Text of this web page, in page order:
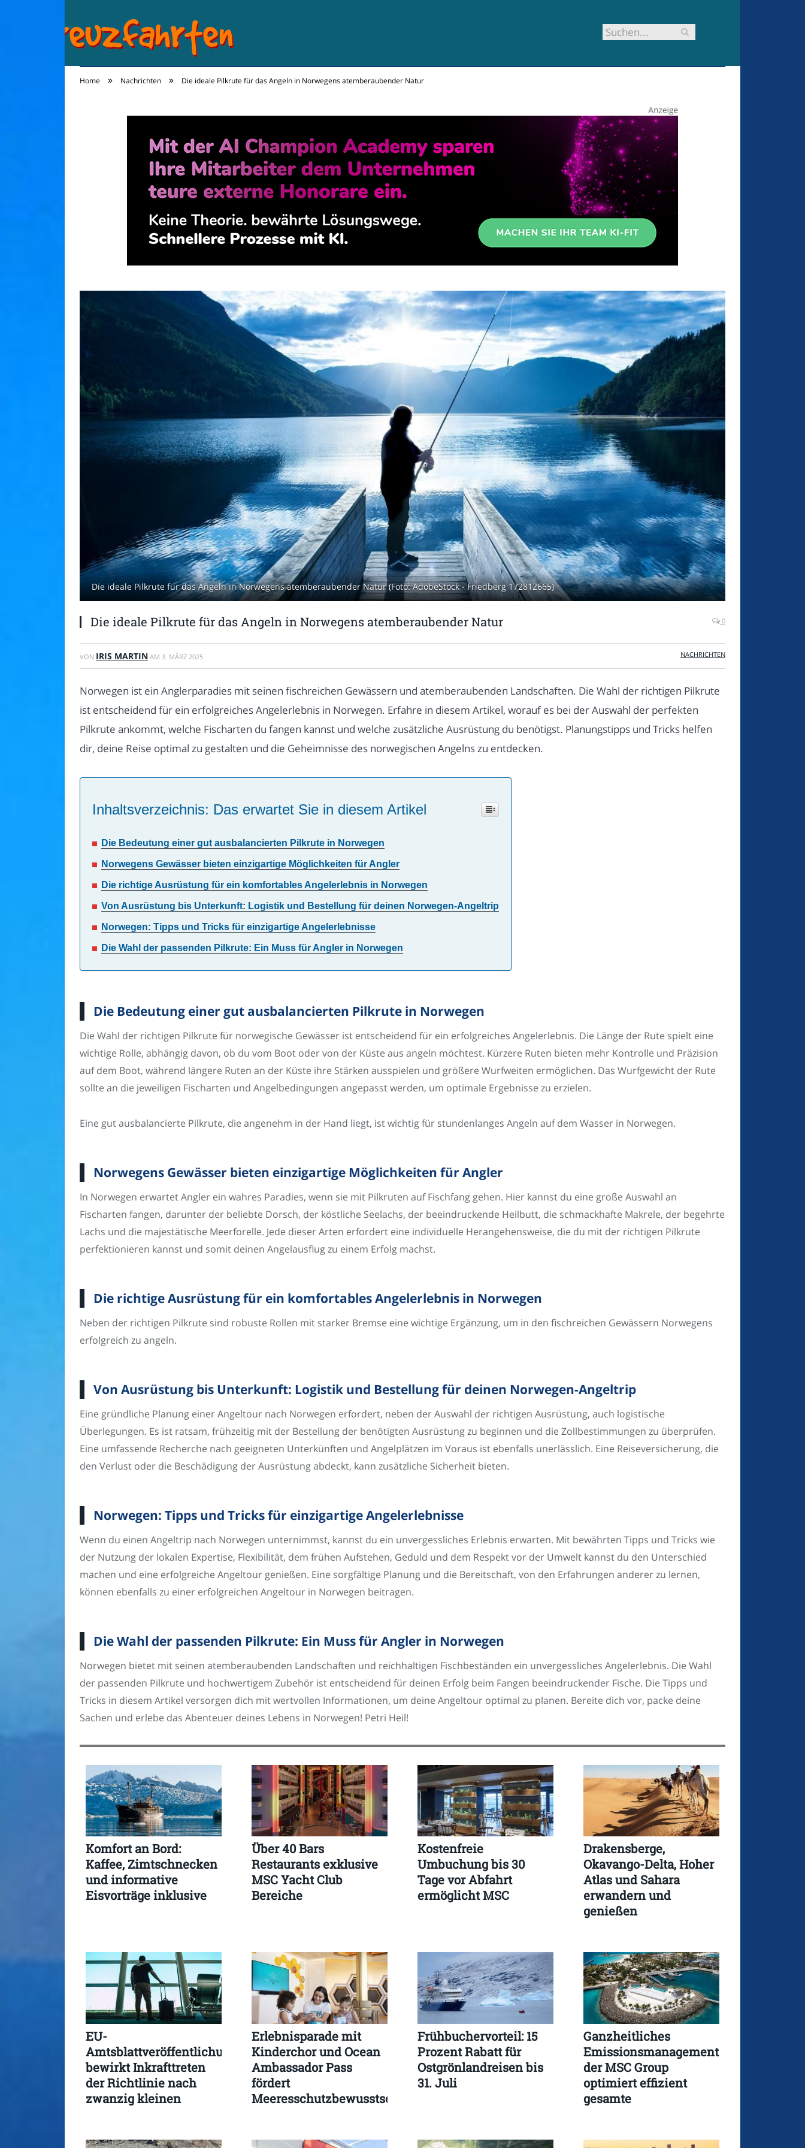
Home » Nachrichten » Die ideale Pilkrute für das Angeln in Norwegens atemberaubender Natur
Die ideale Pilkrute für das Angeln in Norwegens atemberaubender Natur (Foto: AdobeStock - Friedberg 172812665)
Die ideale Pilkrute für das Angeln in Norwegens atemberaubender Natur 0
VON IRIS MARTIN AM 3. MÄRZ 2025 NACHRICHTEN
Norwegen ist ein Anglerparadies mit seinen fischreichen Gewässern und atemberaubenden Landschaften. Die Wahl der richtigen Pilkrute
ist entscheidend für ein erfolgreiches Angelerlebnis in Norwegen. Erfahre in diesem Artikel, worauf es bei der Auswahl der perfekten
Pilkrute ankommt, welche Fischarten du fangen kannst und welche zusätzliche Ausrüstung du benötigst. Planungstipps und Tricks helfen
dir, deine Reise optimal zu gestalten und die Geheimnisse des norwegischen Angelns zu entdecken.
Inhaltsverzeichnis: Das erwartet Sie in diesem Artikel
Die Bedeutung einer gut ausbalancierten Pilkrute in Norwegen
Norwegens Gewässer bieten einzigartige Möglichkeiten für Angler
Die richtige Ausrüstung für ein komfortables Angelerlebnis in Norwegen
Von Ausrüstung bis Unterkunft: Logistik und Bestellung für deinen Norwegen-Angeltrip
Norwegen: Tipps und Tricks für einzigartige Angelerlebnisse
Die Wahl der passenden Pilkrute: Ein Muss für Angler in Norwegen
Die Bedeutung einer gut ausbalancierten Pilkrute in Norwegen
Die Wahl der richtigen Pilkrute für norwegische Gewässer ist entscheidend für ein erfolgreiches Angelerlebnis. Die Länge der Rute spielt eine
wichtige Rolle, abhängig davon, ob du vom Boot oder von der Küste aus angeln möchtest. Kürzere Ruten bieten mehr Kontrolle und Präzision
auf dem Boot, während längere Ruten an der Küste ihre Stärken ausspielen und größere Wurfweiten ermöglichen. Das Wurfgewicht der Rute
sollte an die jeweiligen Fischarten und Angelbedingungen angepasst werden, um optimale Ergebnisse zu erzielen.
Eine gut ausbalancierte Pilkrute, die angenehm in der Hand liegt, ist wichtig für stundenlanges Angeln auf dem Wasser in Norwegen.
Norwegens Gewässer bieten einzigartige Möglichkeiten für Angler
In Norwegen erwartet Angler ein wahres Paradies, wenn sie mit Pilkruten auf Fischfang gehen. Hier kannst du eine große Auswahl an
Fischarten fangen, darunter der beliebte Dorsch, der köstliche Seelachs, der beeindruckende Heilbutt, die schmackhafte Makrele, der begehrte
Lachs und die majestätische Meerforelle. Jede dieser Arten erfordert eine individuelle Herangehensweise, die du mit der richtigen Pilkrute
perfektionieren kannst und somit deinen Angelausflug zu einem Erfolg machst.
Die richtige Ausrüstung für ein komfortables Angelerlebnis in Norwegen
Neben der richtigen Pilkrute sind robuste Rollen mit starker Bremse eine wichtige Ergänzung, um in den fischreichen Gewässern Norwegens
erfolgreich zu angeln.
Von Ausrüstung bis Unterkunft: Logistik und Bestellung für deinen Norwegen-Angeltrip
Eine gründliche Planung einer Angeltour nach Norwegen erfordert, neben der Auswahl der richtigen Ausrüstung, auch logistische
Überlegungen. Es ist ratsam, frühzeitig mit der Bestellung der benötigten Ausrüstung zu beginnen und die Zollbestimmungen zu überprüfen.
Eine umfassende Recherche nach geeigneten Unterkünften und Angelplätzen im Voraus ist ebenfalls unerlässlich. Eine Reiseversicherung, die
den Verlust oder die Beschädigung der Ausrüstung abdeckt, kann zusätzliche Sicherheit bieten.
Norwegen: Tipps und Tricks für einzigartige Angelerlebnisse
Wenn du einen Angeltrip nach Norwegen unternimmst, kannst du ein unvergessliches Erlebnis erwarten. Mit bewährten Tipps und Tricks wie
der Nutzung der lokalen Expertise, Flexibilität, dem frühen Aufstehen, Geduld und dem Respekt vor der Umwelt kannst du den Unterschied
machen und eine erfolgreiche Angeltour genießen. Eine sorgfältige Planung und die Bereitschaft, von den Erfahrungen anderer zu lernen,
können ebenfalls zu einer erfolgreichen Angeltour in Norwegen beitragen.
Die Wahl der passenden Pilkrute: Ein Muss für Angler in Norwegen
Norwegen bietet mit seinen atemberaubenden Landschaften und reichhaltigen Fischbeständen ein unvergessliches Angelerlebnis. Die Wahl
der passenden Pilkrute und hochwertigem Zubehör ist entscheidend für deinen Erfolg beim Fangen beeindruckender Fische. Die Tipps und
Tricks in diesem Artikel versorgen dich mit wertvollen Informationen, um deine Angeltour optimal zu planen. Bereite dich vor, packe deine
Sachen und erlebe das Abenteuer deines Lebens in Norwegen! Petri Heil!
Komfort an Bord:
Kaffee, Zimtschnecken
und informative
Eisvorträge inklusive
Über 40 Bars
Restaurants exklusive
MSC Yacht Club
Bereiche
Kostenfreie
Umbuchung bis 30
Tage vor Abfahrt
ermöglicht MSC
Drakensberge,
Okavango-Delta, Hoher
Atlas und Sahara
erwandern und
genießen
EU-
Amtsblattveröffentlichung
bewirkt Inkrafttreten
der Richtlinie nach
zwanzig kleinen
Erlebnisparade mit
Kinderchor und Ocean
Ambassador Pass
fördert
Meeresschutzbewusstsein
Frühbuchervorteil: 15
Prozent Rabatt für
Ostgrönlandreisen bis
31. Juli
Ganzheitliches
Emissionsmanagement
der MSC Group
optimiert effizient
gesamte